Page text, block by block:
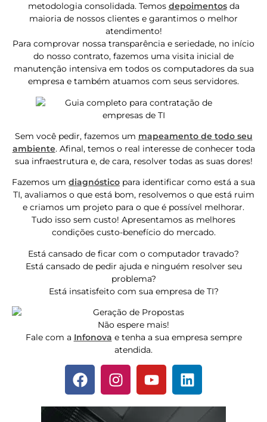
metodologia consolidada. Temos depoimentosda
maioria de nossos clientes e garantimos o melhor
atendimento!
Para comprovar nossa transparência e seriedade, no início
do nosso contrato, fazemos uma visita inicial de
manutenção intensiva em todos os computadores da sua
empresa e também atuamos com seus servidores.
Sem você pedir, fazemos um mapeamento de todo seu
ambiente. Afinal, temos o real interesse de conhecer toda
sua infraestrutura e, de cara, resolver todas as suas dores!
Fazemos um diagnóstico para identificar como está a sua
TI, avaliamos o que está bom, resolvemos o que está ruim
e criamos um projeto para o que é possível melhorar.
Tudo isso sem custo! Apresentamos as melhores
condições custo-benefício do mercado.
Está cansado de ficar com o computador travado?
Está cansado de pedir ajuda e ninguém resolver seu
problema?
Está insatisfeito com sua empresa de TI?
Não espere mais!
Fale com a Infonova e tenha a sua empresa sempre
atendida.